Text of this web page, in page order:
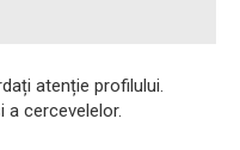
atenție profilului.
cercevelelor.